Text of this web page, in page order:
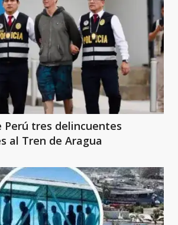
Perú tres delincuentes
al Tren de Aragua